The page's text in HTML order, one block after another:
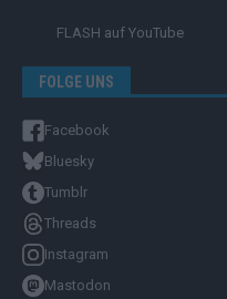
FLASH auf YouTube
FOLGE UNS
Facebook
Bluesky
Tumblr
Threads
Instagram
Mastodon